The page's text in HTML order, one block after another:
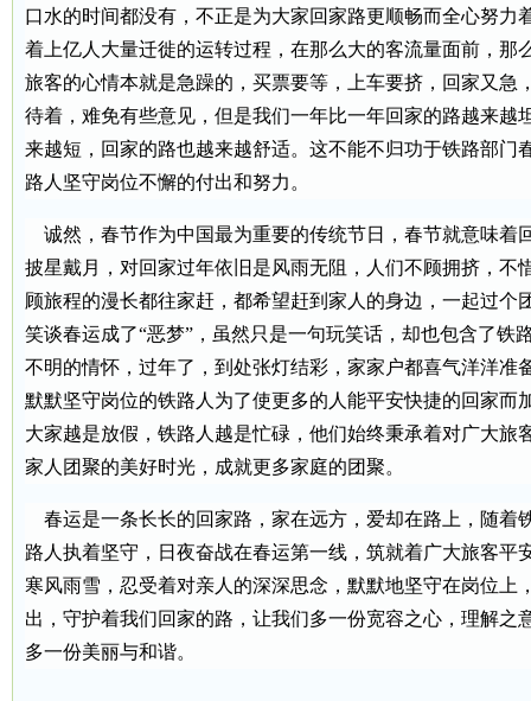
口水的时间都没有，不正是为大家回家路更顺畅而全心努力
着上亿人大量迁徙的运转过程，在那么大的客流量面前，那
旅客的心情本就是急躁的，买票要等，上车要挤，回家又急
待着，难免有些意见，但是我们一年比一年回家的路越来越
来越短，回家的路也越来越舒适。这不能不归功于铁路部门
路人坚守岗位不懈的付出和努力。
诚然，春节作为中国最为重要的传统节日，春节就意味着
披星戴月，对回家过年依旧是风雨无阻，人们不顾拥挤，不
顾旅程的漫长都往家赶，都希望赶到家人的身边，一起过个
笑谈春运成了“恶梦”，虽然只是一句玩笑话，却也包含了铁
不明的情怀，过年了，到处张灯结彩，家家户都喜气洋洋准
默默坚守岗位的铁路人为了使更多的人能平安快捷的回家而
大家越是放假，铁路人越是忙碌，他们始终秉承着对广大旅
家人团聚的美好时光，成就更多家庭的团聚。
春运是一条长长的回家路，家在远方，爱却在路上，随着
路人执着坚守，日夜奋战在春运第一线，筑就着广大旅客平
寒风雨雪，忍受着对亲人的深深思念，默默地坚守在岗位上
出，守护着我们回家的路，让我们多一份宽容之心，理解之
多一份美丽与和谐。